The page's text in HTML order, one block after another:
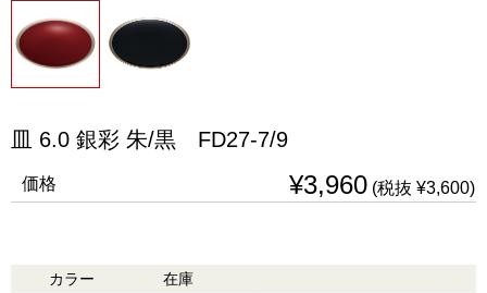
皿 6.0 銀彩 朱/黒 FD27-7/9
価格 ¥3,960 (税抜 ¥3,600)
カラー 在庫